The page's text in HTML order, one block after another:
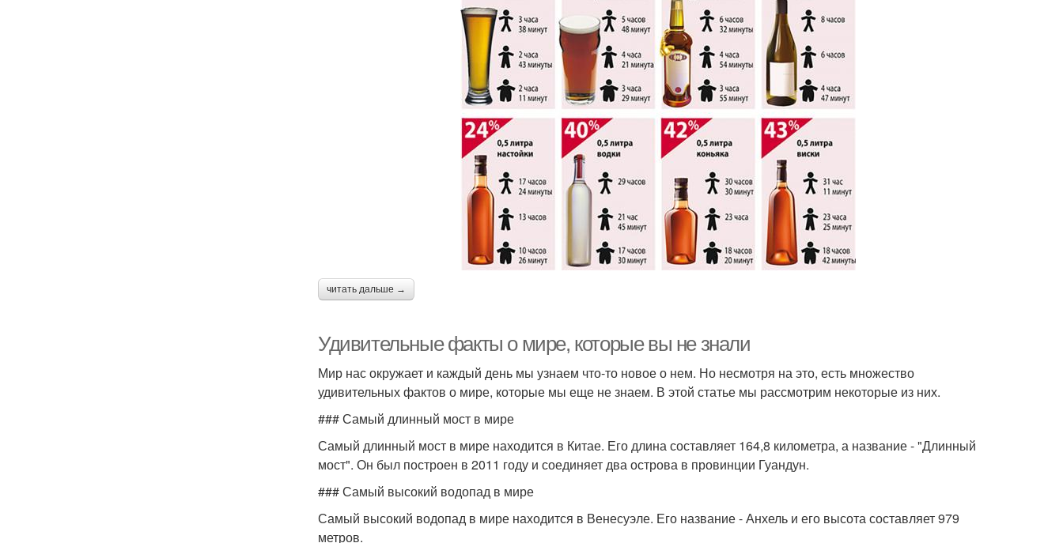
читать дальше →
Удивительные факты о мире, которые вы не знали
Мир нас окружает и каждый день мы узнаем что-то новое о нем. Но несмотря на это, есть множество
удивительных фактов о мире, которые мы еще не знаем. В этой статье мы рассмотрим некоторые из них.
### Самый длинный мост в мире
Самый длинный мост в мире находится в Китае. Его длина составляет 164,8 километра, а название - "Длинный
мост". Он был построен в 2011 году и соединяет два острова в провинции Гуандун.
### Самый высокий водопад в мире
Самый высокий водопад в мире находится в Венесуэле. Его название - Анхель и его высота составляет 979
метров.